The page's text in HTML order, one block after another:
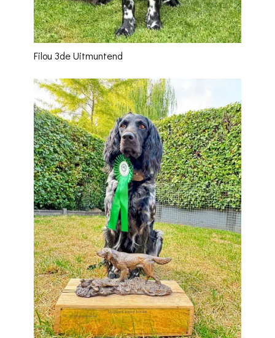
Filou 3de Uitmuntend